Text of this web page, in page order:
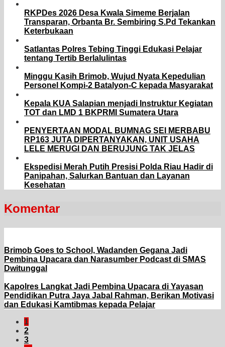
RKPDes 2026 Desa Kwala Simeme Berjalan
Transparan, Orbanta Br. Sembiring S.Pd Tekankan
Keterbukaan
Satlantas Polres Tebing Tinggi Edukasi Pelajar
tentang Tertib Berlalulintas
Minggu Kasih Brimob, Wujud Nyata Kepedulian
Personel Kompi-2 Batalyon-C kepada Masyarakat
Kepala KUA Salapian menjadi Instruktur Kegiatan
TOT dan LMD 1 BKPRMI Sumatera Utara
PENYERTAAN MODAL BUMNAG SEI MERBABU
RP163 JUTA DIPERTANYAKAN, UNIT USAHA
LELE MERUGI DAN BERUJUNG TAK JELAS
Ekspedisi Merah Putih Presisi Polda Riau Hadir di
Panipahan, Salurkan Bantuan dan Layanan
Kesehatan
Komentar
Brimob Goes to School, Wadanden Gegana Jadi
Pembina Upacara dan Narasumber Podcast di SMAS
Dwitunggal
Kapolres Langkat Jadi Pembina Upacara di Yayasan
Pendidikan Putra Jaya Jabal Rahman, Berikan Motivasi
dan Edukasi Kamtibmas kepada Pelajar
1
2
3